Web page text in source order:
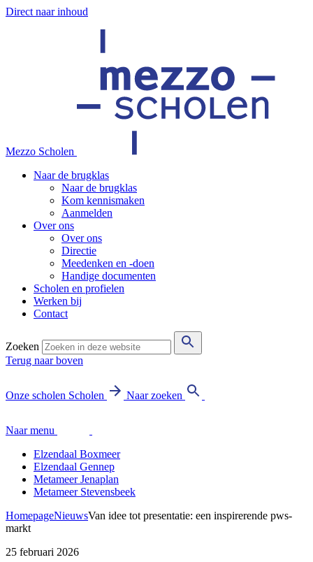
Direct naar inhoud
Mezzo Scholen
Naar de brugklas
Naar de brugklas
Kom kennismaken
Aanmelden
Over ons
Over ons
Directie
Meedenken en -doen
Handige documenten
Scholen en profielen
Werken bij
Contact
Zoeken
Terug naar boven
Onze scholen Scholen Naar zoeken
Naar menu
Elzendaal Boxmeer
Elzendaal Gennep
Metameer Jenaplan
Metameer Stevensbeek
HomepageNieuwsVan idee tot presentatie: een inspirerende pws-
markt
25 februari 2026